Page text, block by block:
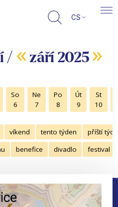
CS
/ « září 2025 »
So
6
Ne
7
Po
8
Út
9
St
10
víkend tento týden
příští
benefice divadlo festival